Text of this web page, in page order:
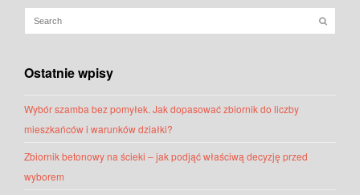
Ostatnie wpisy
Wybór szamba bez pomyłek. Jak dopasować zbiornik do liczby
mieszkańców i warunków działki?
Zbiornik betonowy na ścieki – jak podjąć właściwą decyzję przed
wyborem